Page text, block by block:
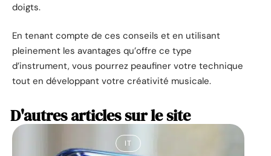
doigts.
En tenant compte de ces conseils et en utilisant
pleinement les avantages qu’offre ce type
d’instrument, vous pourrez peaufiner votre technique
tout en développant votre créativité musicale.
D'autres articles sur le site
IT